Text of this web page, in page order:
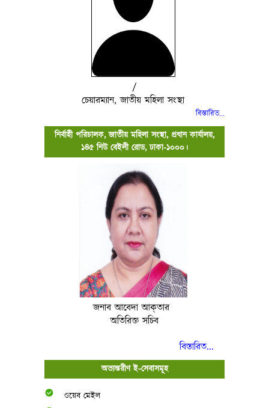
/
চেয়ারম্যান, জাতীয় মহিলা সংস্থা
বিস্তারিত...
নির্বাহী পরিচালক, জাতীয় মহিলা সংস্থা, প্রধান কার্যালয়,
১৪৫ নিউ বেইলী রোড, ঢাকা-১০০০।
জনাব আবেদা আক্‌তার
অতিরিক্ত সচিব
বিস্তারিত...
অভ্যন্তরীণ ই-সেবাসমূহ
ওয়েব মেইল